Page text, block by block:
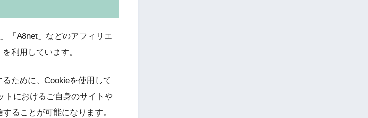
「A8net」などのアフィリエ
利用しています。
ために、Cookieを使用して
トにおけるご自身のサイトや
ることが可能になります。